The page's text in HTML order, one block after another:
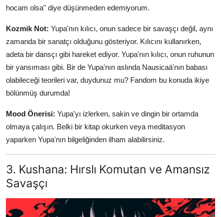
hocam olsa" diye düşünmeden edemiyorum.
Kozmik Not: Yupa'nın kılıcı, onun sadece bir savaşçı değil, aynı
zamanda bir sanatçı olduğunu gösteriyor. Kılıcını kullanırken,
adeta bir dansçı gibi hareket ediyor. Yupa'nın kılıcı, onun ruhunun
bir yansıması gibi. Bir de Yupa'nın aslında Nausicaä'nın babası
olabileceği teorileri var, duydunuz mu? Fandom bu konuda ikiye
bölünmüş durumda!
Mood Önerisi: Yupa'yı izlerken, sakin ve dingin bir ortamda
olmaya çalışın. Belki bir kitap okurken veya meditasyon
yaparken Yupa'nın bilgeliğinden ilham alabilirsiniz.
3. Kushana: Hırslı Komutan ve Amansız
Savaşçı